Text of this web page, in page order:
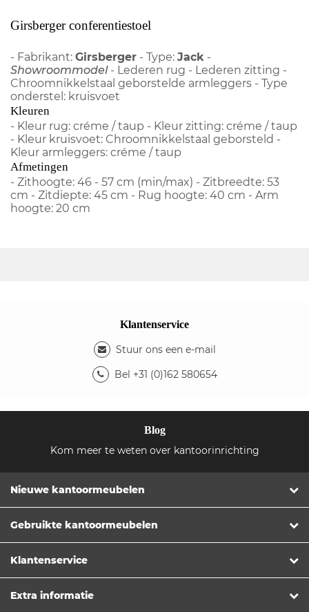
Girsberger conferentiestoel
- Fabrikant: Girsberger - Type: Jack -
Showroommodel- Lederen rug - Lederen zitting -
Chroomnikkelstaal geborstelde armleggers - Type
onderstel: kruisvoet
Kleuren
- Kleur rug: créme / taup - Kleur zitting: créme / taup
- Kleur kruisvoet: Chroomnikkelstaal geborsteld -
Kleur armleggers: créme / taup
Afmetingen
- Zithoogte: 46 - 57 cm (min/max) - Zitbreedte: 53
cm - Zitdiepte: 45 cm - Rug hoogte: 40 cm - Arm
hoogte: 20 cm
Klantenservice
Stuur ons een e-mail
Bel +31 (0)162 580654
Blog
Kom meer te weten over kantoorinrichting
Nieuwe kantoormeubelen
Gebruikte kantoormeubelen
Klantenservice
Extra informatie